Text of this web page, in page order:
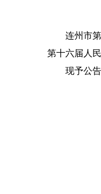
连州市
第十六届人
现予公告